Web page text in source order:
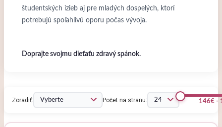
študentských izieb aj pre mladých dospelých, ktorí
potrebujú spoľahlivú oporu počas vývoja.
Doprajte svojmu dieťaťu zdravý spánok.
Zoradiť: Počet na stranu: 146€ -